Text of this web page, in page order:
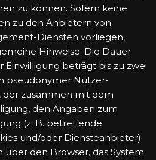
zu können. Sofern keine
zu den Anbietern von
Diensten vorliegen,
Hinweise: Die Dauer
Einwilligung beträgt bis zu zwei
pseudonymer Nutzer-
zusammen mit dem
den Angaben zum
(z. B. betreffende
und/oder Diensteanbieter)
den Browser, das System